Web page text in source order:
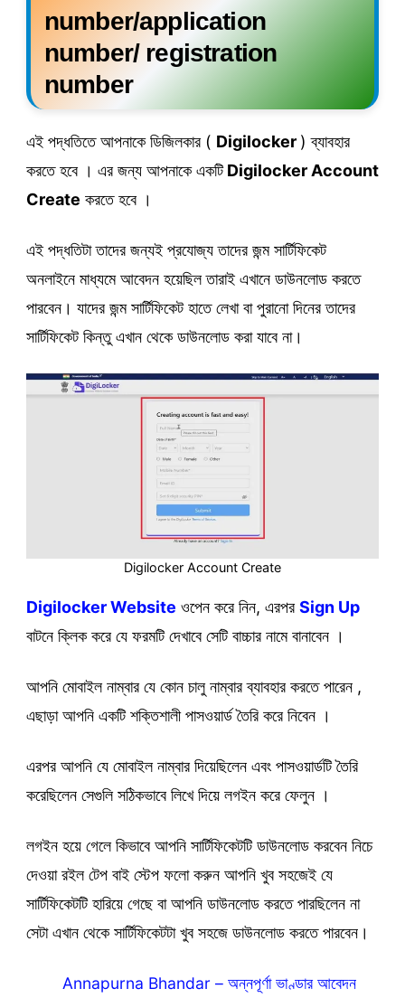
number/application
number/ registration
number
এই পদ্ধতিতে আপনাকে ডিজিলকার ( Digilocker ) ব্যাবহার
করতে হবে । এর জন্য আপনাকে একটিDigilocker Account
Create করতে হবে ।
এই পদ্ধতিটা তাদের জন্যই প্রযোজ্য তাদের জন্ম সার্টিফিকেট
অনলাইনে মাধ্যমে আবেদন হয়েছিল তারাই এখানে ডাউনলোড করতে
পারবেন। যাদের জন্ম সার্টিফিকেট হাতে লেখা বা পুরানো দিনের তাদের
সার্টিফিকেট কিন্তু এখান থেকে ডাউনলোড করা যাবে না।
Digilocker Account Create
Digilocker Website ওপেন করে নিন, এরপরSign Up
বাটনে ক্লিক করে যে ফরমটি দেখাবে সেটি বাচ্চার নামে বানাবেন ।
আপনি মোবাইল নাম্বার যে কোন চালু নাম্বার ব্যাবহার করতে পারেন ,
এছাড়া আপনি একটি শক্তিশালী পাসওয়ার্ড তৈরি করে নিবেন ।
এরপর আপনি যে মোবাইল নাম্বার দিয়েছিলেন এবং পাসওয়ার্ডটি তৈরি
করেছিলেন সেগুলি সঠিকভাবে লিখে দিয়ে লগইন করে ফেলুন ।
লগইন হয়ে গেলে কিভাবে আপনি সার্টিফিকেটটি ডাউনলোড করবেন নিচে
দেওয়া রইল টেপ বাই স্টেপ ফলো করুন আপনি খুব সহজেই যে
সার্টিফিকেটটি হারিয়ে গেছে বা আপনি ডাউনলোড করতে পারছিলেন না
সেটা এখান থেকে সার্টিফিকেটটা খুব সহজে ডাউনলোড করতে পারবেন।
Annapurna Bhandar – অন্নপূর্ণা ভাণ্ডার আবেদন